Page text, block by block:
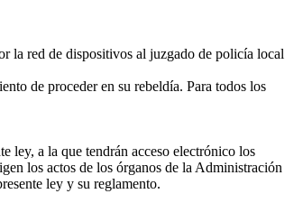
la red de dispositivos al juzgado de policía local
de proceder en su rebeldía. Para todos los
ley, a la que tendrán acceso electrónico los
los actos de los órganos de la Administración
ley y su reglamento.